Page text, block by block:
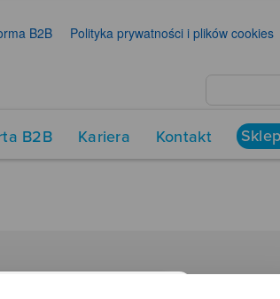
B2B Polityka prywatności i plików cookies
B2B Kariera Kontakt